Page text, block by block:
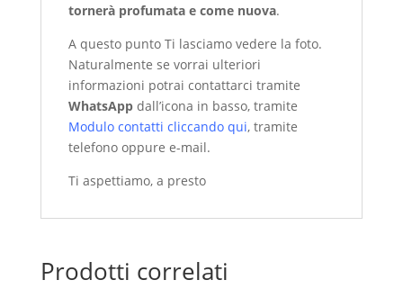
tornerà profumata e come nuova.
A questo punto Ti lasciamo vedere la foto.
Naturalmente se vorrai ulteriori
informazioni potrai contattarci tramite
WhatsAppdall’icona in basso, tramite
Modulo contatti cliccando qui, tramite
telefono oppure e-mail.
Ti aspettiamo, a presto
Prodotti correlati